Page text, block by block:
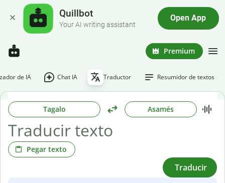
Quillbot
Your AI writing assistant
Open App
Premium
de IA Chat IA Traductor Resumidor de textos
Tagalo Asamés
Pegar texto
Traducir